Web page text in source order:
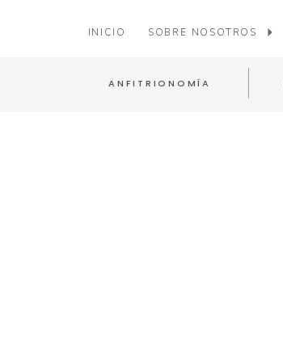
SOBRE NOSOTROS
INICIO
ANFITRIONOMÍA